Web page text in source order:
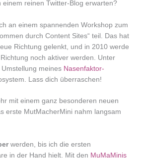
einem reinen Twitter-Blog erwarten?
an einem spannenden Workshop zum
durch Content Sites“ teil. Das hat
Richtung gelenkt, und in 2010 werde
noch aktiver werden. Unter
meines Nasenfaktor-
Lass dich überraschen!
mit einem ganz besonderen neuen
erste MutMacherMini nahm langsam
werden, bis ich die ersten
in der Hand hielt. Mit den MuMaMinis